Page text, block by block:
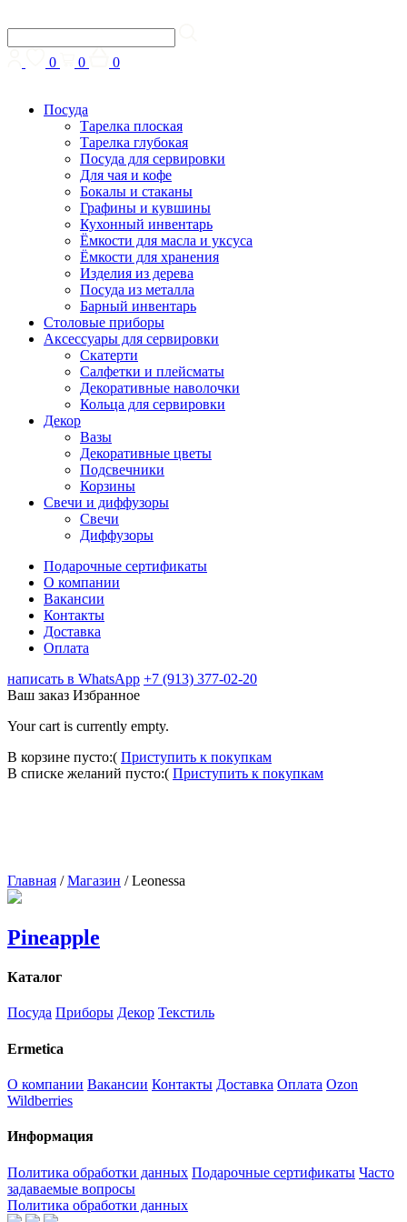
0 0 0
Посуда
Тарелка плоская
Тарелка глубокая
Посуда для сервировки
Для чая и кофе
Бокалы и стаканы
Графины и кувшины
Кухонный инвентарь
Ёмкости для масла и уксуса
Ёмкости для хранения
Изделия из дерева
Посуда из металла
Барный инвентарь
Столовые приборы
Аксессуары для сервировки
Скатерти
Cалфетки и плейсматы
Декоративные наволочки
Кольца для сервировки
Декор
Вазы
Декоративные цветы
Подсвечники
Корзины
Свечи и диффузоры
Свечи
Диффузоры
Подарочные сертификаты
О компании
Вакансии
Контакты
Доставка
Оплата
написать в WhatsApp +7 (913) 377-02-20
Ваш заказ Избранное
Your cart is currently empty.
В корзине пусто:( Приступить к покупкам
В списке желаний пусто:( Приступить к покупкам
Главная /Магазин /Leonessa
Pineapple
Каталог
Посуда Приборы Декор Текстиль
Ermetica
О компании Вакансии Контакты Доставка Оплата Ozon
Wildberries
Информация
Политика обработки данных Подарочные сертификаты Часто
задаваемые вопросы
Политика обработки данных